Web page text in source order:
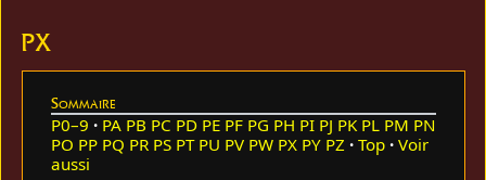
PX
Sommaire
P0–9 PA PB PC PD PE PF PG PH PI PJ PK PL PM PN
PO PP PQ PR PS PT PU PV PW PX PY PZ Top
Voir
aussi